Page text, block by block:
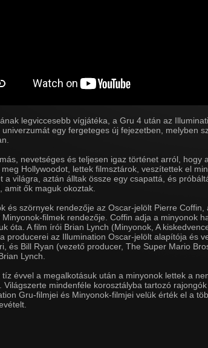
legviccesebb vígjátéka, a Gru 4 után az
univerzumát egy fergeteges új fejezetben, melyben
nevetséges és teljesen igaz történet arról, hogy
Hollywoodot, lettek filmsztárok, veszítettek el
a világra, aztán álltak össze egy csapattá, és
amit ők maguk okoztak.
és szörnyek rendezője az Oscar-jelölt Pierre
Minyonok-filmek rendezője. Coffin adja a minyonok
óta. A film írói Brian Lynch (Minyonok, A
producerei az Illumination Oscar-jelölt alapítója és
és Bill Ryan (vezető producer, The Super Mario
Lynch.
évvel a megalkotásuk után a minyonok lettek a
Világszerte mindenféle korosztályba tartozó
Gru-filmjei és Minyonok-filmjei velük érték el a